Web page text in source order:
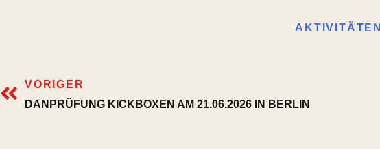
AKTIVITÄTEN
VORIGER
DANPRÜFUNG KICKBOXEN AM 21.06.2026 IN BERLIN